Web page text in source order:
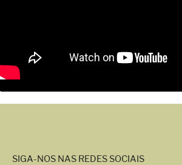
SIGA-NOS NAS REDES SOCIAIS